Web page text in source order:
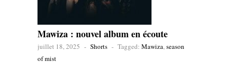
Mawiza : nouvel album en écoute
juillet 18, 2025 - Shorts - Tagged: Mawiza,season
of mist